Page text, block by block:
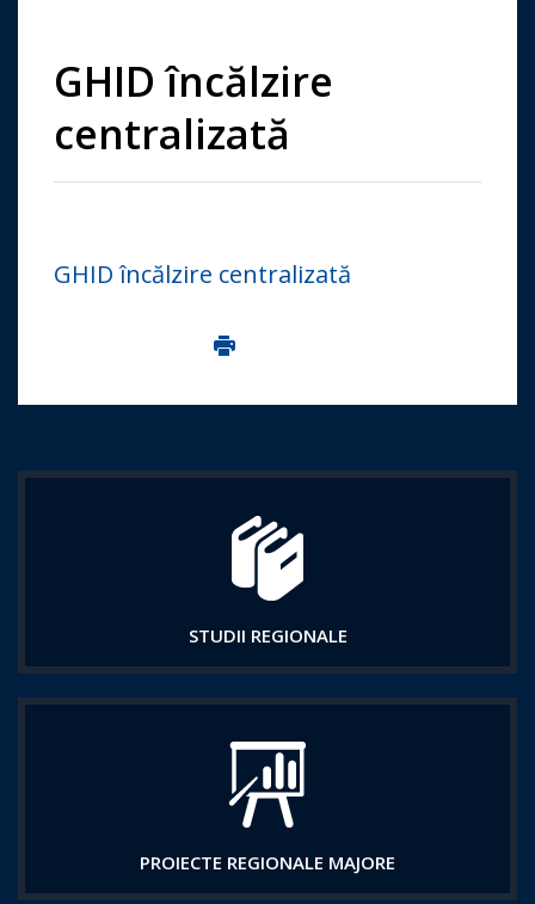
GHID încălzire
centralizată
GHID încălzire centralizată
Imprima aceasta pagina
STUDII REGIONALE
PROIECTE REGIONALE MAJORE